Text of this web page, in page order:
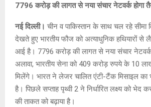
7796 करोड़ की लागत से नया संचार नेटवर्क होगा
नई दिल्ली। चीन व पाकिस्तान के साथ चल रहे सीमा
देखते हुए भारतीय फौज को अत्याधुनिक हथियारों से
आई है। 7796 करोड़ की लागत से नया संचार
अलावा, भारतीय सेना को 409 करोड़ रुपये के 10
मिलेंगे। भारत ने लेजर चालित एंटी-टैंक मिसाइल का
है। पिछले सप्ताह पृथ्वी 2 ने निर्धारित लक्ष्य को भेद
की ताकत को बढ़ाया है।